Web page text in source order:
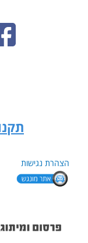
הצהרת נגישות